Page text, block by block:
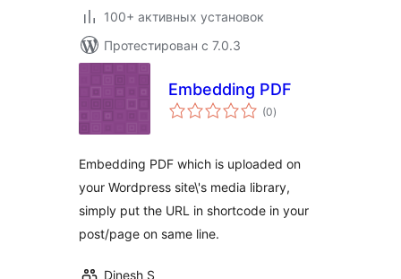
100+ активных установок
Протестирован с 7.0.3
Embedding PDF
(0общий
рейтинг
)
Embedding PDF which is uploaded on
your Wordpress site\'s media library,
simply put the URL in shortcode in your
post/page on same line.
Dinesh S